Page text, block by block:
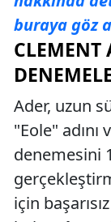
buraya göz
CLEMENT
Ader, uzun
"Eole" adını
denemesini
için